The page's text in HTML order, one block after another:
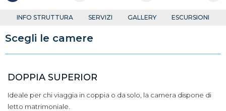
INFO STRUTTURA SERVIZI GALLERY ESCURSIONI
Scegli le camere
DOPPIA SUPERIOR
Ideale per chi viaggia in coppia o da solo, la camera dispone di
letto matrimoniale.